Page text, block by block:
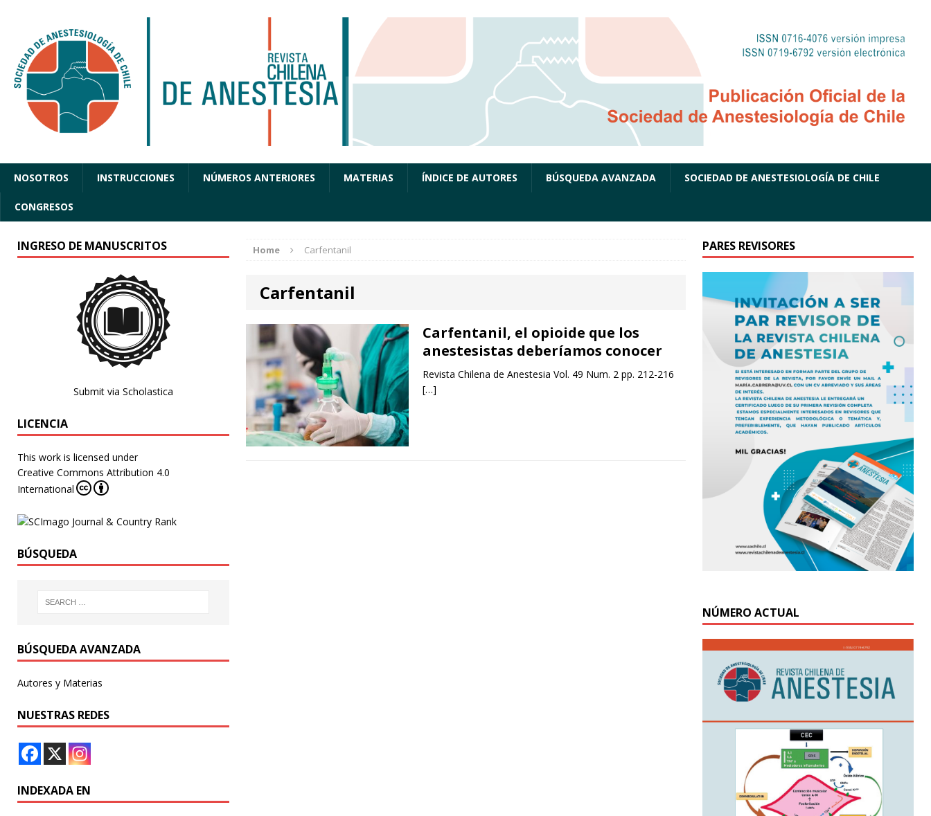
NOSOTROS INSTRUCCIONES NÚMEROS ANTERIORES MATERIAS ÍNDICE DE AUTORES BÚSQUEDA AVANZADA SOCIEDAD DE ANESTESIOLOGÍA DE CHILE
CONGRESOS
Home Carfentanil
Carfentanil
Carfentanil, el opioide que los
anestesistas deberíamos conocer
Revista Chilena de Anestesia Vol. 49 Num. 2 pp. 212-216
[…]
INGRESO DE MANUSCRITOS
Submit via Scholastica
LICENCIA
This work is licensed under
Creative Commons Attribution 4.0
International
BÚSQUEDA
BÚSQUEDA AVANZADA
Autores y Materias
NUESTRAS REDES
INDEXADA EN
PARES REVISORES
NÚMERO ACTUAL